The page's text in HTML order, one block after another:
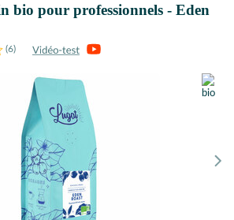
bio pour professionnels - Eden
(6)